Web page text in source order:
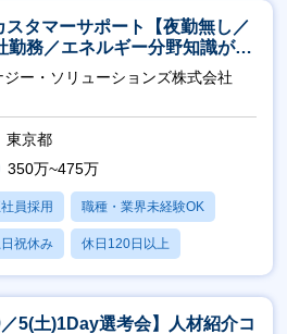
スタマーサポート【夜勤無し／
勤務／エネルギー分野知識が身
きます】
ジー・ソリューションズ株式会社
東京都
350万~475万
員採用 職種・業界未経験OK
祝休み 休日120日以上
・育休あり
／5(土)1Day選考会】人材紹介コ